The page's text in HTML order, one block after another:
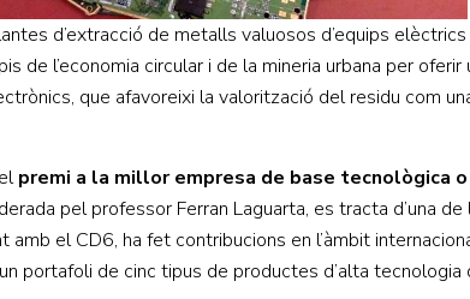
d’extracció de metalls valuosos d’equips
de l’economia circular i de la mineria urbana per
que afavoreixi la valorització del residu com
premi a la millor empresa de base tecnològica
pel professor Ferran Laguarta, es tracta d’una
el CD6, ha fet contribucions en l’àmbit
portafoli de cinc tipus de productes d’alta